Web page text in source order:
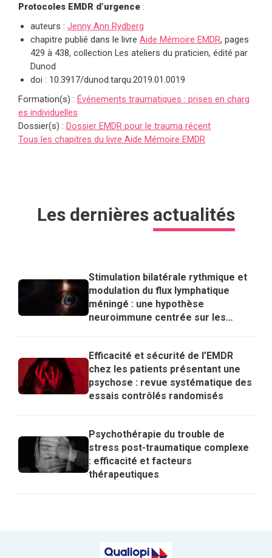
Protocoles EMDR d’urgence :
auteurs : Jenny Ann Rydberg
chapitre publié dans le livre Aide Mémoire EMDR, pages
429 à 438, collection Les ateliers du praticien, édité par
Dunod
doi : 10.3917/dunod.tarqu.2019.01.0019
Formation(s) : Événements traumatiques : prises en charg
es individuelles
Dossier(s) : Dossier EMDR pour le trauma récent
Tous les chapitres du livre Aide Mémoire EMDR
Les dernières actualités
Stimulation bilatérale rythmique et
modulation du flux lymphatique
méningé : une hypothèse
neuroimmune centrée sur les
Efficacité et sécurité de l’EMDR
chez les patients présentant une
psychose : revue systématique des
essais contrôlés randomisés
Psychothérapie du trouble de
stress post-traumatique complexe
: efficacité et facteurs
thérapeutiques